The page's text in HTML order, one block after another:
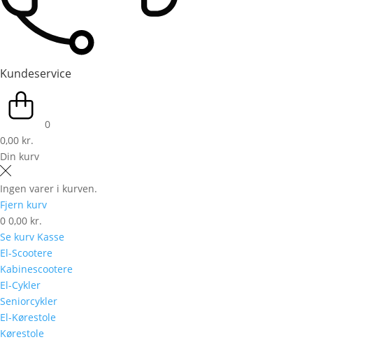
Kundeservice
0
0,00 kr.
Din kurv
Ingen varer i kurven.
Fjern kurv
0 0,00 kr.
Se kurv Kasse
El-Scootere
Kabinescootere
El-Cykler
Seniorcykler
El-Kørestole
Kørestole